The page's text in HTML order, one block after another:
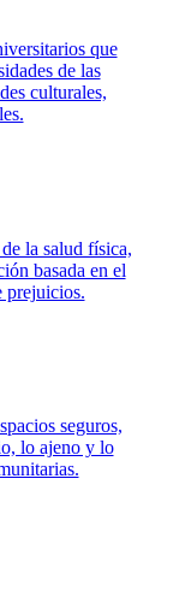
que
de las
culturales,
la salud física,
basada en el
prejuicios.
seguros,
lo ajeno y lo